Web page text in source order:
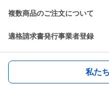
複数商品のご注文について
適格請求書発行事業者登録
私た